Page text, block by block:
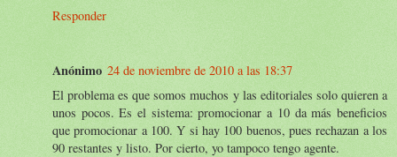
Responder
Anónimo 24 de noviembre de 2010 a las 18:37
El problema es que somos muchos y las editoriales solo quieren a
unos pocos. Es el sistema: promocionar a 10 da más beneficios
que promocionar a 100. Y si hay 100 buenos, pues rechazan a los
90 restantes y listo. Por cierto, yo tampoco tengo agente.